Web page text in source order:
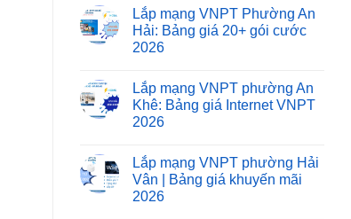
Lắp mạng VNPT Phường An
Hải: Bảng giá 20+ gói cước
2026
Lắp mạng VNPT phường An
Khê: Bảng giá Internet VNPT
2026
Lắp mạng VNPT phường Hải
Vân | Bảng giá khuyến mãi
2026